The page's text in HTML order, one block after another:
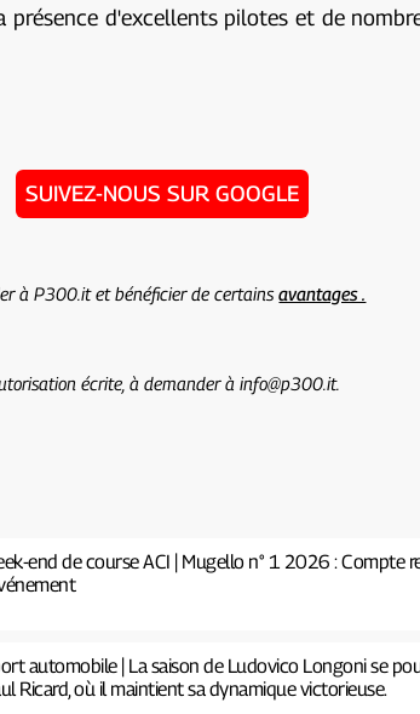
d'excellents pilotes et de
SUIVEZ-NOUS SUR GOOGLE
à P300.it et bénéficier de certainsavantages .
écrite, à demander à info@p300.it.
end de course ACI | Mugello n° 1 2026 : Compte
automobile | La saison de Ludovico Longoni se
Ricard, où il maintient sa dynamique victorieuse.